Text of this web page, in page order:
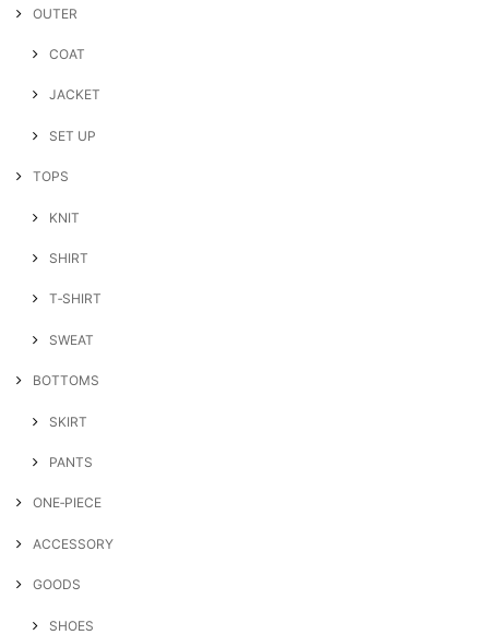
OUTER
COAT
JACKET
SET UP
TOPS
KNIT
SHIRT
T‐SHIRT
SWEAT
BOTTOMS
SKIRT
PANTS
ONE‐PIECE
ACCESSORY
GOODS
SHOES